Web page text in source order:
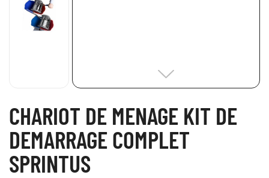
CHARIOT DE MENAGE KIT DE
DEMARRAGE COMPLET
SPRINTUS